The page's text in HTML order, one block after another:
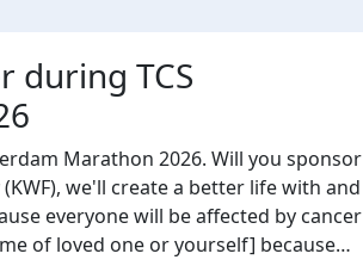
during TCS
Marathon 2026. Will you sponsor
we'll create a better life with and
everyone will be affected by cancer
of loved one or yourself] because…